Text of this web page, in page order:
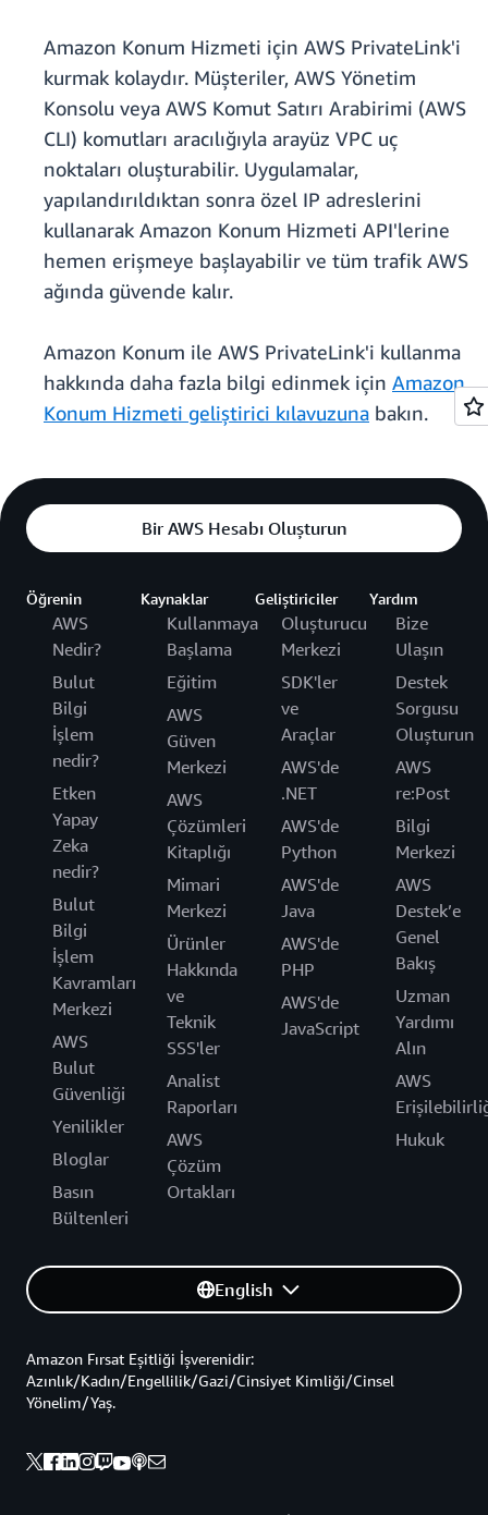
Amazon Konum Hizmeti için AWS PrivateLink'i
kurmak kolaydır. Müşteriler, AWS Yönetim
Konsolu veya AWS Komut Satırı Arabirimi (AWS
CLI) komutları aracılığıyla arayüz VPC uç
noktaları oluşturabilir. Uygulamalar,
yapılandırıldıktan sonra özel IP adreslerini
kullanarak Amazon Konum Hizmeti API'lerine
hemen erişmeye başlayabilir ve tüm trafik AWS
ağında güvende kalır.
Amazon Konum ile AWS PrivateLink'i kullanma
hakkında daha fazla bilgi edinmek için Amazon
Konum Hizmeti geliştirici kılavuzuna bakın.
Bir AWS Hesabı Oluşturun
Öğrenin
AWS
Nedir?
Bulut
Bilgi
İşlem
nedir?
Etken
Yapay
Zeka
nedir?
Bulut
Bilgi
İşlem
Kavramları
Merkezi
AWS
Bulut
Güvenliği
Yenilikler
Bloglar
Basın
Bültenleri
Kaynaklar
Kullanmaya
Başlama
Eğitim
AWS
Güven
Merkezi
AWS
Çözümleri
Kitaplığı
Mimari
Merkezi
Ürünler
Hakkında
ve
Teknik
SSS'ler
Analist
Raporları
AWS
Çözüm
Ortakları
Geliştiriciler
Oluşturucu
Merkezi
SDK'ler
ve
Araçlar
AWS'de
.NET
AWS'de
Python
AWS'de
Java
AWS'de
PHP
AWS'de
JavaScript
Yardım
Bize
Ulaşın
Destek
Sorgusu
Oluşturun
AWS
re:Post
Bilgi
Merkezi
AWS
Destek’e
Genel
Bakış
Uzman
Yardımı
Alın
AWS
Hukuk
English
Amazon Fırsat Eşitliği İşverenidir:
Azınlık/Kadın/Engellilik/Gazi/Cinsiyet Kimliği/Cinsel
Yönelim/Yaş.